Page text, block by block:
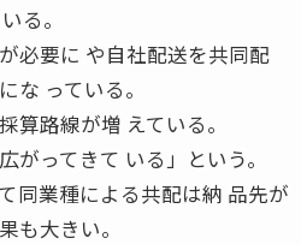
る。
必要に や自社配送を共同配
な っている。
算路線が増 えている。
がってきて いる」という。
同業種による共配は納 品先が
も大きい。